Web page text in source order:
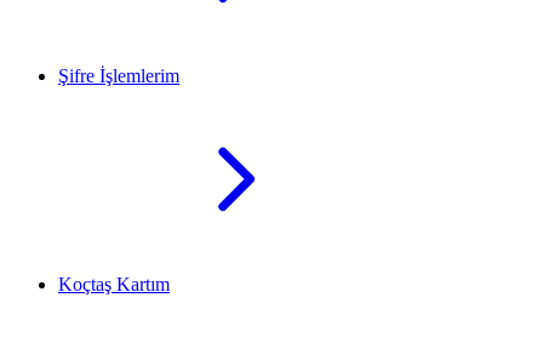
Şifre İşlemlerim
Koçtaş Kartım